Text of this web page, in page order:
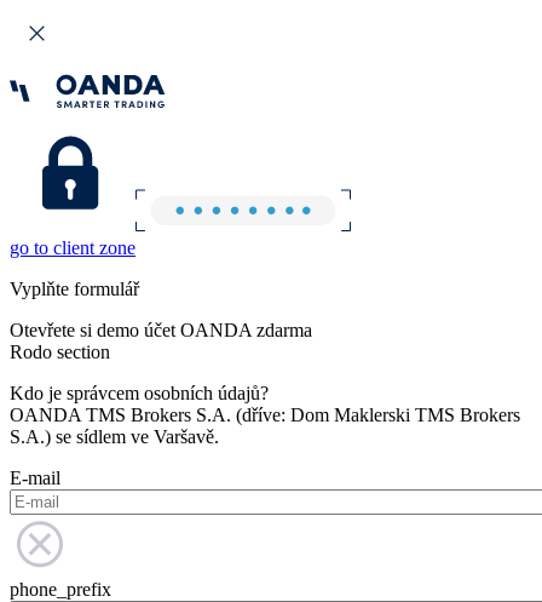
go to client zone
Vyplňte formulář
Otevřete si demo účet OANDA zdarma
Rodo section
Kdo je správcem osobních údajů?
OANDA TMS Brokers S.A. (dříve: Dom Maklerski TMS Brokers
S.A.) se sídlem ve Varšavě.
E-mail
phone_prefix